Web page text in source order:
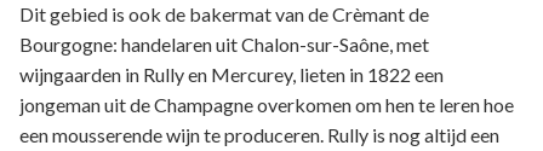
Dit gebied is ook de bakermat van de Crèmant de
Bourgogne: handelaren uit Chalon-sur-Saône, met
wijngaarden in Rully en Mercurey, lieten in 1822 een
jongeman uit de Champagne overkomen om hen te leren hoe
een mousserende wijn te produceren. Rully is nog altijd een